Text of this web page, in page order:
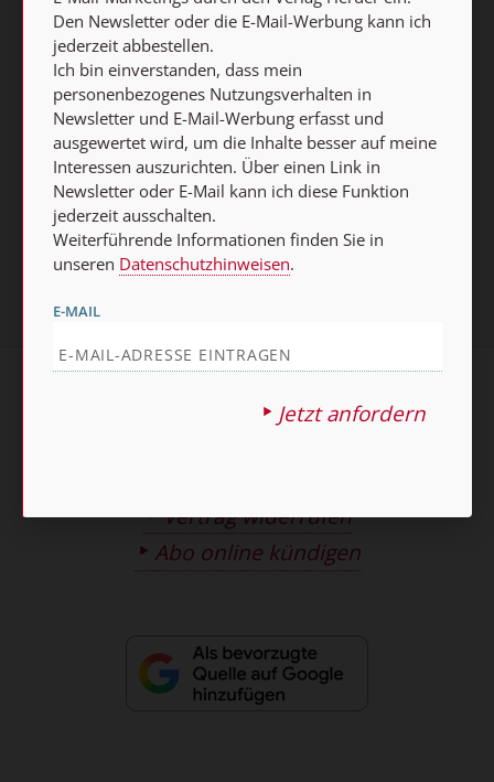
ausschalten.
Weiterführende Informationen finden Sie in unseren
Datenschutzhinweisen.
E-MAIL
AGB und Widerrufsbelehrung Datenschutz
Vertrag widerrufen
Abo online kündigen
Den Newsletter oder die E-Mail-Werbung kann ich
jederzeit abbestellen.
Ich bin einverstanden, dass mein
personenbezogenes Nutzungsverhalten in
Newsletter und E-Mail-Werbung erfasst und
ausgewertet wird, um die Inhalte besser auf meine
Interessen auszurichten. Über einen Link in
Newsletter oder E-Mail kann ich diese Funktion
jederzeit ausschalten.
Weiterführende Informationen finden Sie in
unseren Datenschutzhinweisen.
E-MAIL
Jetzt anfordern